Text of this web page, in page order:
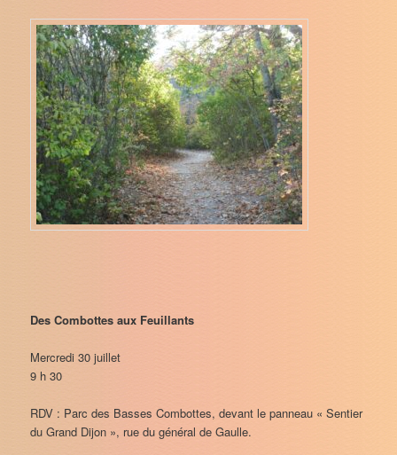
Des Combottes aux Feuillants
Mercredi 30 juillet
9 h 30
RDV : Parc des Basses Combottes, devant le panneau « Sentier
du Grand Dijon », rue du général de Gaulle.